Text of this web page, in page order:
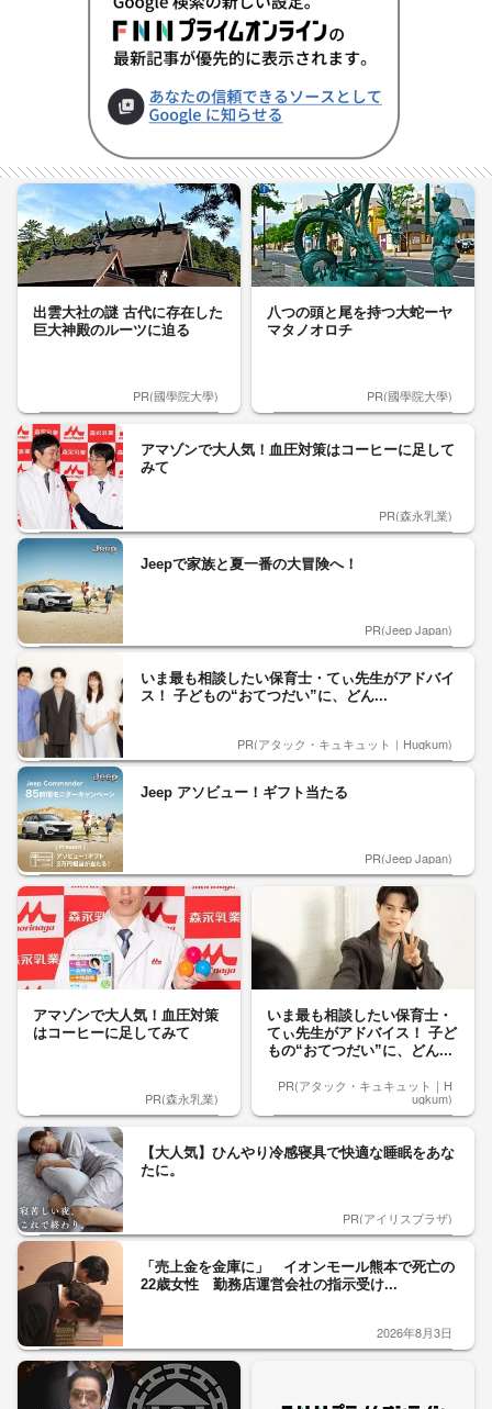
出雲大社の謎 古代に存在した
巨大神殿のルーツに迫る
PR(國學院大學)
八つの頭と尾を持つ大蛇ーヤ
マタノオロチ
PR(國學院大學)
アマゾンで大人気！血圧対策はコーヒーに足して
みて
PR(森永乳業)
Jeepで家族と夏一番の大冒険へ！
PR(Jeep Japan)
いま最も相談したい保育士・てぃ先生がアドバイ
ス！ 子どもの“おてつだい”に、どん...
PR(アタック・キュキュット｜Hugkum)
Jeep アソビュー！ギフト当たる
PR(Jeep Japan)
アマゾンで大人気！血圧対策
はコーヒーに足してみて
PR(森永乳業)
いま最も相談したい保育士・
てぃ先生がアドバイス！ 子ど
もの“おてつだい”に、どん...
PR(アタック・キュキュット｜H
ugkum)
【大人気】ひんやり冷感寝具で快適な睡眠をあな
たに。
PR(アイリスプラザ)
「売上金を金庫に」 イオンモール熊本で死亡の
22歳女性 勤務店運営会社の指示受け...
2026年8月3日